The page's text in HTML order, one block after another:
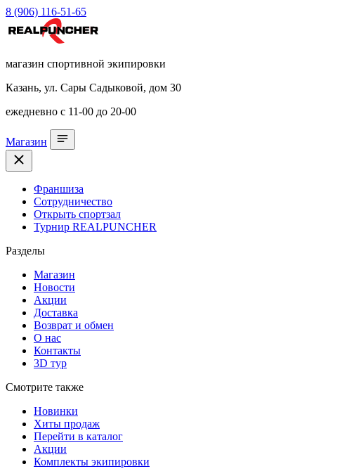
8 (906) 116-51-65
магазин спортивной экипировки
Казань, ул. Сары Садыковой, дом 30
ежедневно с 11-00 до 20-00
Магазин
Франшиза
Сотрудничество
Открыть спортзал
Турнир REALPUNCHER
Разделы
Магазин
Новости
Акции
Доставка
Возврат и обмен
О нас
Контакты
3D тур
Смотрите также
Новинки
Хиты продаж
Перейти в каталог
Акции
Комплекты экипировки